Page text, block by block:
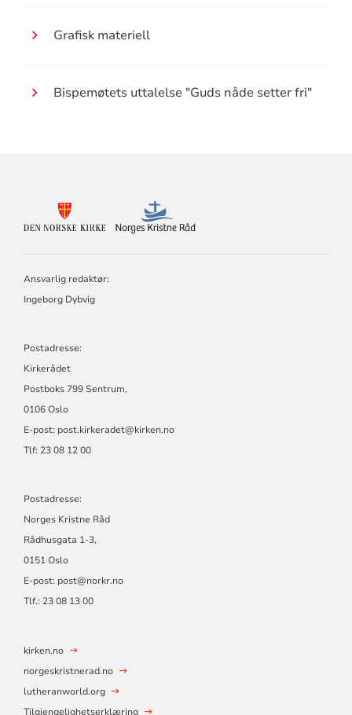
Grafisk materiell
Bispemøtets uttalelse "Guds nåde setter fri"
FOR
Ansvarlig redaktør:
Ingeborg Dybvig
Postadresse:
Kirkerådet
Postboks 799 Sentrum,
0106 Oslo
E-post: post.kirkeradet@kirken.no
Tlf: 23 08 12 00
Postadresse:
Norges Kristne Råd
Rådhusgata 1-3,
0151 Oslo
E-post: post@norkr.no
Tlf.: 23 08 13 00
kirken.no
norgeskristnerad.no
lutheranworld.org
Tilgjengelighetserklæring